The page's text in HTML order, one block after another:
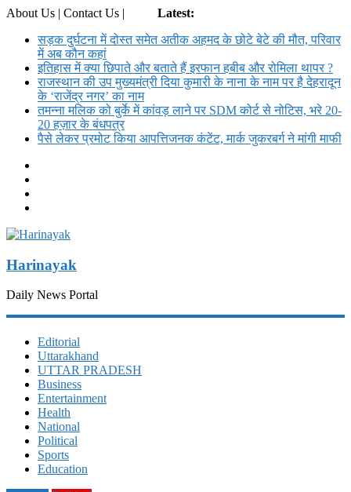
About Us | Contact Us |
Latest:
सड़क दुर्घटना में दोस्त समेत अतीक अहमद के छोटे बेटे की मौत, परिवार
में अब कौन कहां
इतिहास में क्या छिपाते और बताते हैं इरफान हबीब और रोमिला थापर ?
राजस्थान की उप मुख्यमंत्री दिया कुमारी के नाना के नाम पर है देहरादून
के ‘राजेंद्र नगर’ का नाम
तमन्ना मलिक को बुर्के में कांवड़ लाने पर SDM कोर्ट से नोट‍िस, भरे 20-
20 हज़ार के बंधपत्र
पैसे लेकर प्रमोट क‍िया आपत्तिजनक कंटेंट, मार्क जुकरबर्ग ने मांगी माफी
Harinayak
Daily News Portal
Editorial
Uttarakhand
UTTAR PRADESH
Business
Entertainment
Health
National
Political
Sports
Education